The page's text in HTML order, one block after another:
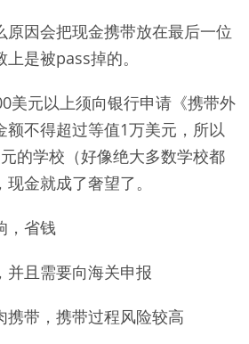
原因会把现金携带放在最后一位
是被pass掉的。
美元以上须向银行申请《携带外
额不得超过等值1万美元，所以
的学校（好像绝大多数学校都
金就成了奢望了。
，省钱
并且需要向海关申报
携带，携带过程风险较高